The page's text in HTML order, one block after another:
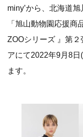
miny’から、北海道
「旭山動物園応援商
ZOOシリーズ 』第
アにて2022年9月8
ます。